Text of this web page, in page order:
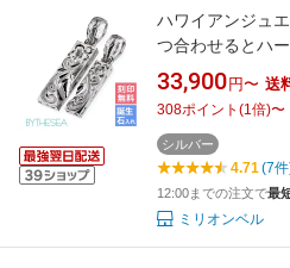
ハワイアンジュ
つ合わせるとハ
れ可(有料) LOVE
925 ネックレス
BY THE SEA バ
ゼント 【品番：
33,900 円〜 送
308ポイント (1倍)〜
シルバー
4.71(7
12:00までの注文で最
ミリオンベル